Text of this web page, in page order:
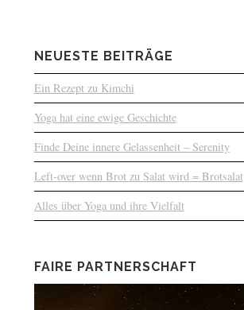
NEUESTE BEITRÄGE
Ein Rezept zu Kimchi
Yoga hat eine ewige Geschichte
Finde Deine innere Gelassenheit – Serenity
Left-over wenn Brot zu Salat wird = Brotsalat
Alles über Yoga und ihre Vielfalt
FAIRE PARTNERSCHAFT